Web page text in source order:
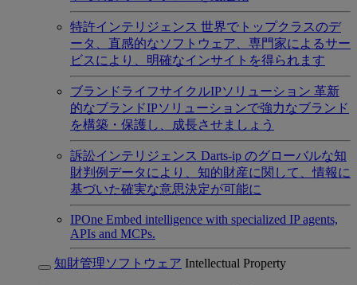
特許インテリジェンス 世界でトップクラスのデ
ータ、直感的なソフトウェア、専門家によるサー
ビスにより、明確なインサイトを得られます
ブランドライフサイクルIPソリューション 革新
的なブランドIPソリューションで強力なブランド
を構築・保護し、成長させましょう
訴訟インテリジェンス Darts-ip のグローバルな知
財判例データにより、知的財産に関して、情報に
基づいた確実な意思決定が可能に
IPOne Embed intelligence with specialized IP agents,
APIs and MCPs.
知財管理ソフトウェア Intellectual Property